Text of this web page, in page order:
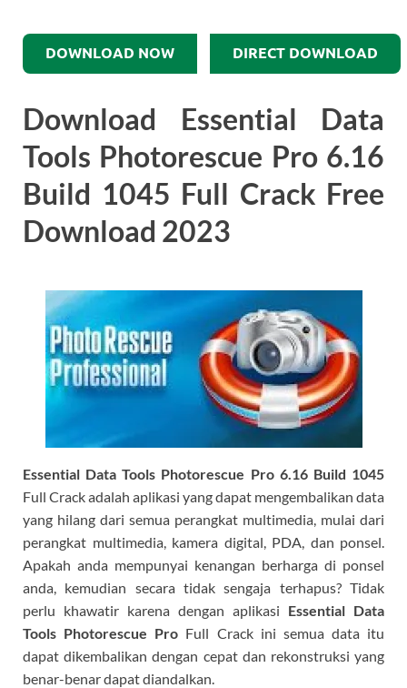
DOWNLOAD NOW DIRECT DOWNLOAD
Download Essential Data
Tools Photorescue Pro 6.16
Build 1045 Full Crack Free
Download 2023
Essential Data Tools Photorescue Pro 6.16 Build 1045
Full Crack adalah aplikasi yang dapat mengembalikan data
yang hilang dari semua perangkat multimedia, mulai dari
perangkat multimedia, kamera digital, PDA, dan ponsel.
Apakah anda mempunyai kenangan berharga di ponsel
anda, kemudian secara tidak sengaja terhapus? Tidak
perlu khawatir karena dengan aplikasi Essential Data
Tools Photorescue Pro Full Crack ini semua data itu
dapat dikembalikan dengan cepat dan rekonstruksi yang
benar-benar dapat diandalkan.